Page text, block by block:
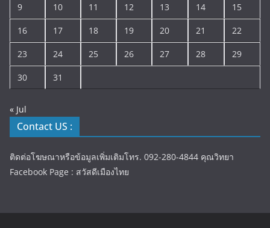
9 10 11 12 13 14 15
16 17 18 19 20 21 22
23 24 25 26 27 28 29
30 31
« Jul
Contact US :
ติดต่อโฆษณาหรือข้อมูลเพิ่มเติมโทร. 092-280-4844 คุณวิทยา
Facebook Page : สวัสดีเมืองไทย